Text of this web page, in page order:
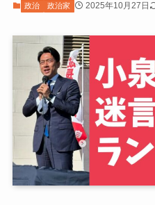
政治 政治家 2025年10月27日